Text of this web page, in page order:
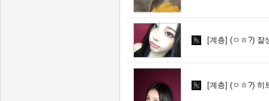
[계층] (ㅇㅎ?) 잘
[계층] (ㅇㅎ?) 히